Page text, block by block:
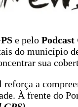
e pelo Podcast
do município
sua
a
À frente do